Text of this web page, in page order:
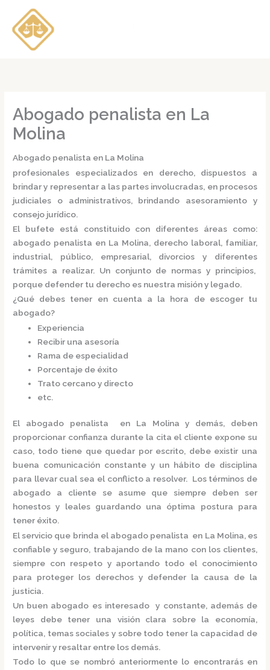
contenido
Abogado penalista en La
Molina
Abogado penalista en La Molina
profesionales especializados en derecho, dispuestos a
brindar y representar a las partes involucradas, en procesos
judiciales o administrativos, brindando asesoramiento y
consejo jurídico.
El bufete está constituido con diferentes áreas como:
abogado penalista en La Molina, derecho laboral, familiar,
industrial, público, empresarial, divorcios y diferentes
trámites a realizar. Un conjunto de normas y principios,
porque defender tu derecho es nuestra misión y legado.
¿Qué debes tener en cuenta a la hora de escoger tu
abogado?
Experiencia
Recibir una asesoría
Rama de especialidad
Porcentaje de éxito
Trato cercano y directo
etc.
El abogado penalista en La Molinay demás, deben
proporcionar confianza durante la cita el cliente expone su
caso, todo tiene que quedar por escrito, debe existir una
buena comunicación constante y un hábito de disciplina
para llevar cual sea el conflicto a resolver. Los términos de
abogado a cliente se asume que siempre deben ser
honestos y leales guardando una óptima postura para
tener éxito.
El servicio que brinda el abogado penalista en La Molina, es
confiable y seguro, trabajando de la mano con los clientes,
siempre con respeto y aportando todo el conocimiento
para proteger los derechos y defender la causa de la
justicia.
Un buen abogado es interesado y constante, además de
leyes debe tener una visión clara sobre la economía,
política, temas sociales y sobre todo tener la capacidad de
intervenir y resaltar entre los demás.
Todo lo que se nombró anteriormente lo encontrarás en